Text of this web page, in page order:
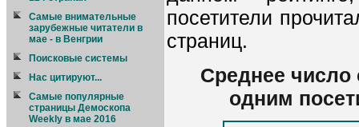
Самые внимательные
зарубежные читатели в
мае - в Венгрии
Поисковые системы
Нас цитируют...
Самые популярные
страницы Демоскопа
Weekly в мае 2016
посетители
страниц.
Среднее число
одним